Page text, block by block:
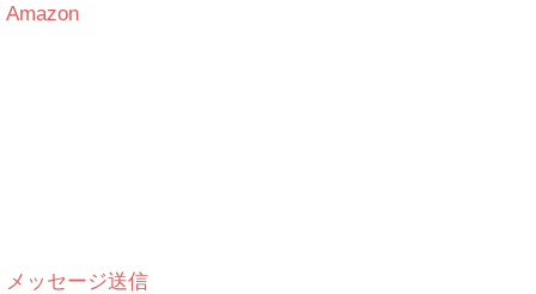
Amazon
メッセージ送信